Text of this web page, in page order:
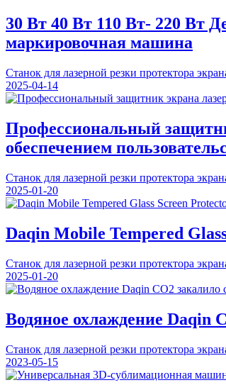
30 Вт 40 Вт 110 Вт- 220 Вт
маркировочная машина
Станок для лазерной резки протектора
2025-04-14
Профессиональный
обеспечением
Станок для лазерной резки протектора
2025-01-20
Daqin Mobile Tempered
Станок для лазерной резки протектора
2025-01-20
Водяное охлаждение Daqin
Станок для лазерной резки протектора
2023-05-15